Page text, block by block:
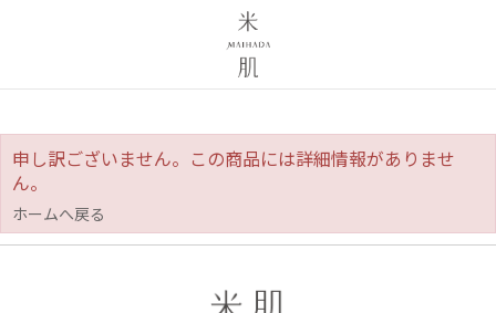
申し訳ございません。この商品には詳細情報がありませ
ん。
ホームへ戻る